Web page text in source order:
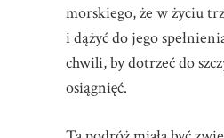
morskiego, że w życiu
i dążyć do jego
chwili, by dotrzeć do
osiągnięć.